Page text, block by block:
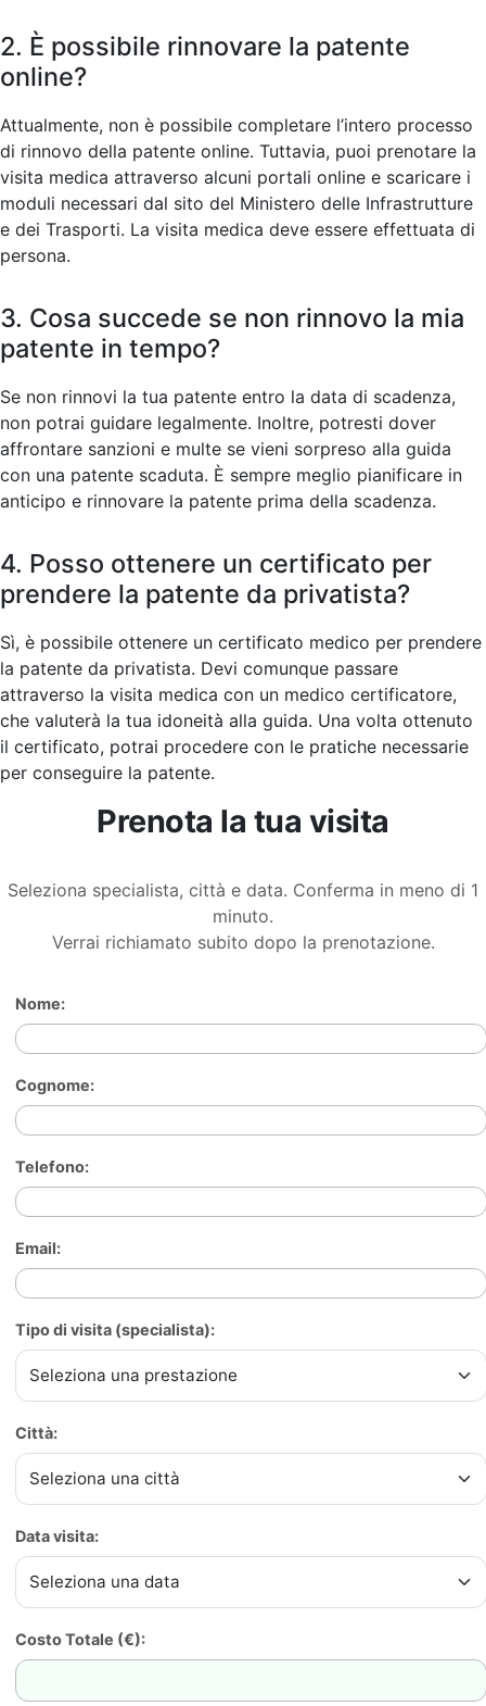
2. È possibile rinnovare la patente
online?
Attualmente, non è possibile completare l’intero processo
di rinnovo della patente online. Tuttavia, puoi prenotare la
visita medica attraverso alcuni portali online e scaricare i
moduli necessari dal sito del Ministero delle Infrastrutture
e dei Trasporti. La visita medica deve essere effettuata di
persona.
3. Cosa succede se non rinnovo la mia
patente in tempo?
Se non rinnovi la tua patente entro la data di scadenza,
non potrai guidare legalmente. Inoltre, potresti dover
affrontare sanzioni e multe se vieni sorpreso alla guida
con una patente scaduta. È sempre meglio pianificare in
anticipo e rinnovare la patente prima della scadenza.
4. Posso ottenere un certificato per
prendere la patente da privatista?
Sì, è possibile ottenere un certificato medico per prendere
la patente da privatista. Devi comunque passare
attraverso la visita medica con un medico certificatore,
che valuterà la tua idoneità alla guida. Una volta ottenuto
il certificato, potrai procedere con le pratiche necessarie
per conseguire la patente.
Prenota la tua visita
Seleziona specialista, città e data. Conferma in meno di 1
minuto.
Verrai richiamato subito dopo la prenotazione.
Nome:
Cognome:
Telefono:
Email:
Tipo di visita (specialista):
Città:
Data visita:
Costo Totale (€):